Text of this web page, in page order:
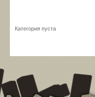
Категория пуста